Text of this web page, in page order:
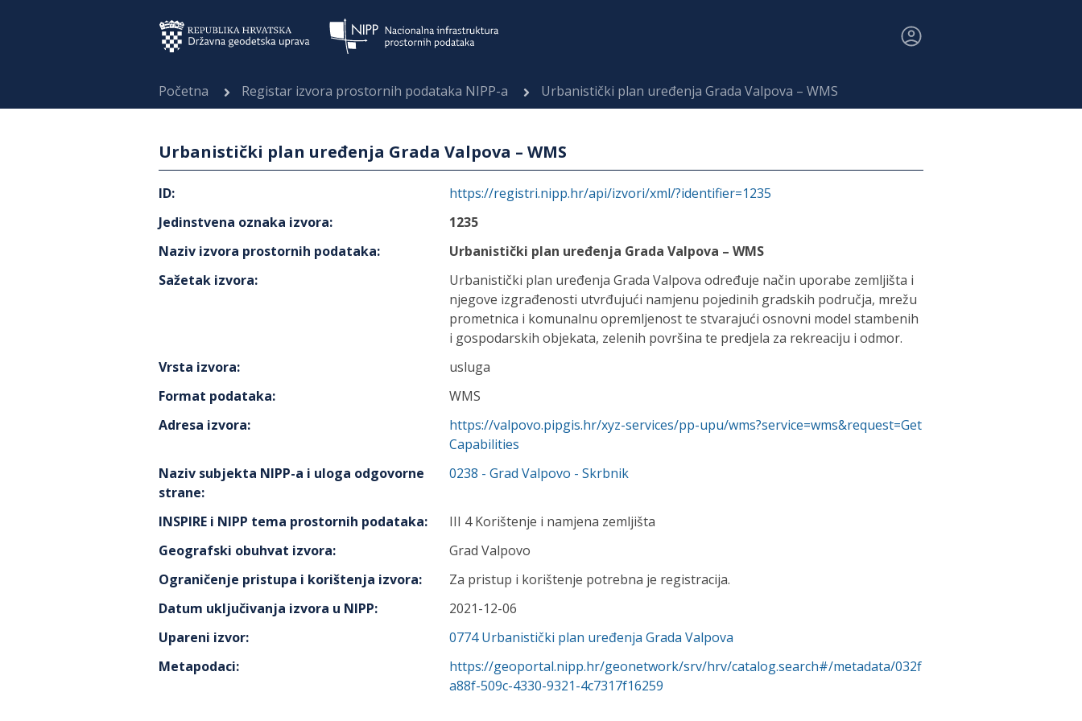
Početna Registar izvora prostornih podataka NIPP-a Urbanistički plan uređenja Grada Valpova – WMS
Urbanistički plan uređenja Grada Valpova – WMS
ID:
https://registri.nipp.hr/api/izvori/xml/?identifier=1235
Jedinstvena oznaka izvora:
1235
Naziv izvora prostornih podataka:
Urbanistički plan uređenja Grada Valpova – WMS
Sažetak izvora:
Urbanistički plan uređenja Grada Valpova određuje način uporabe zemljišta i
njegove izgrađenosti utvrđujući namjenu pojedinih gradskih područja, mrežu
prometnica i komunalnu opremljenost te stvarajući osnovni model stambenih
i gospodarskih objekata, zelenih površina te predjela za rekreaciju i odmor.
Vrsta izvora:
usluga
Format podataka:
WMS
Adresa izvora:
https://valpovo.pipgis.hr/xyz-services/pp-upu/wms?service=wms&request=Get
Capabilities
Naziv subjekta NIPP-a i uloga odgovorne
strane:
0238 - Grad Valpovo - Skrbnik
INSPIRE i NIPP tema prostornih podataka:
III 4 Korištenje i namjena zemljišta
Geografski obuhvat izvora:
Grad Valpovo
Ograničenje pristupa i korištenja izvora:
Za pristup i korištenje potrebna je registracija.
Datum uključivanja izvora u NIPP:
2021-12-06
Upareni izvor: 0774 Urbanistički plan uređenja Grada Valpova
Metapodaci:
https://geoportal.nipp.hr/geonetwork/srv/hrv/catalog.search#/metadata/032f
a88f-509c-4330-9321-4c7317f16259